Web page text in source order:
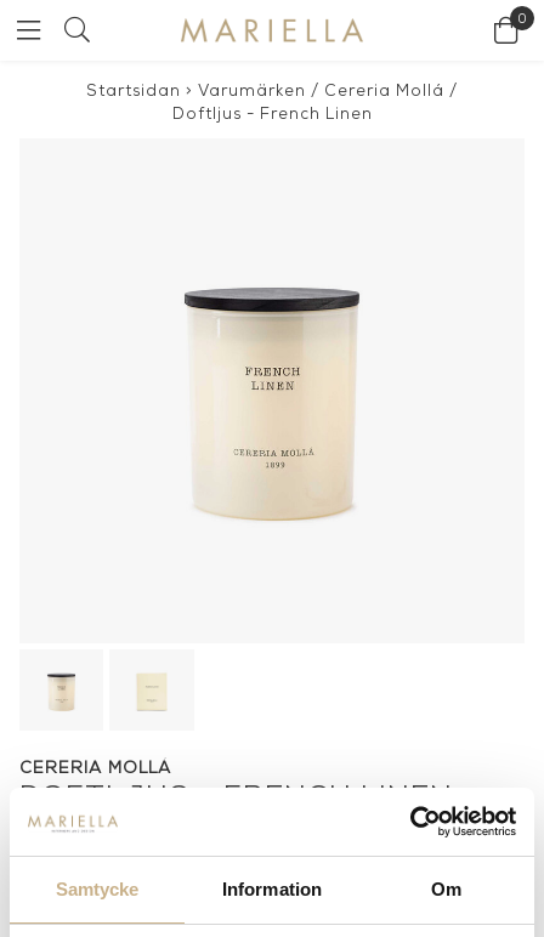
Samtycke Information Om
0
Startsidan > Varumärken / Cereria Mollá /
Doftljus - French Linen
CERERIA MOLLÁ
DOFTLJUS - FRENCH LINEN
429kr
+
- LÄGG I VARUKORG